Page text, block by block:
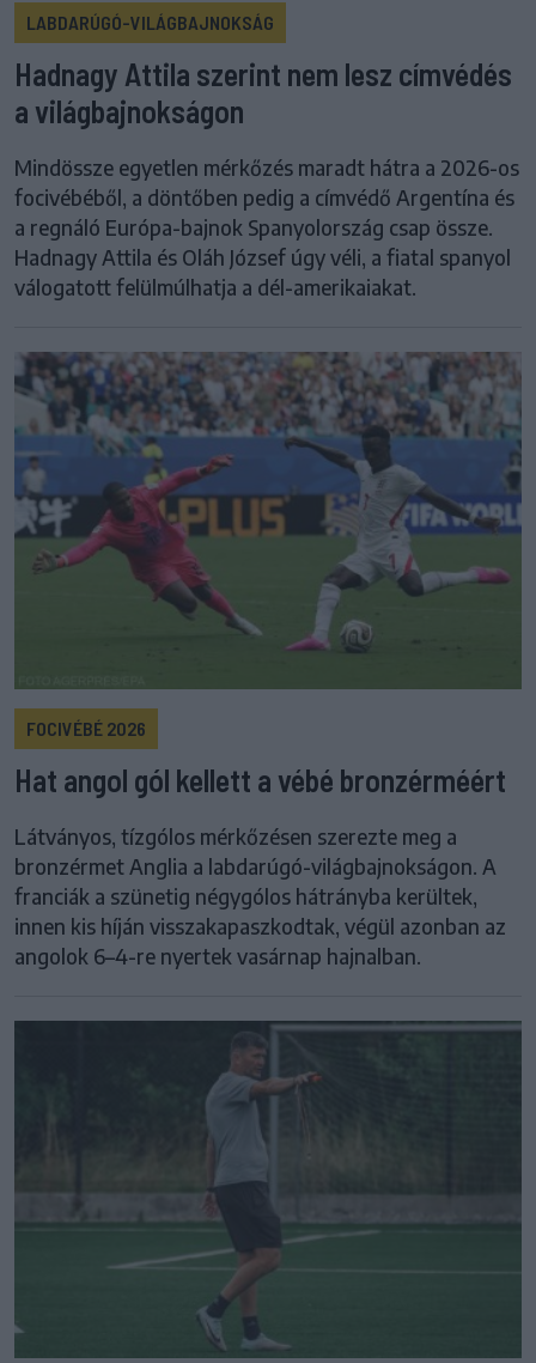
LABDARÚGÓ-VILÁGBAJNOKSÁG
Hadnagy Attila szerint nem lesz címvédés
a világbajnokságon
Mindössze egyetlen mérkőzés maradt hátra a 2026-os
focivébéből, a döntőben pedig a címvédő Argentína és
a regnáló Európa-bajnok Spanyolország csap össze.
Hadnagy Attila és Oláh József úgy véli, a fiatal spanyol
válogatott felülmúlhatja a dél-amerikaiakat.
FOCIVÉBÉ 2026
Hat angol gól kellett a vébé bronzérméért
Látványos, tízgólos mérkőzésen szerezte meg a
bronzérmet Anglia a labdarúgó-világbajnokságon. A
franciák a szünetig négygólos hátrányba kerültek,
innen kis híján visszakapaszkodtak, végül azonban az
angolok 6–4-re nyertek vasárnap hajnalban.